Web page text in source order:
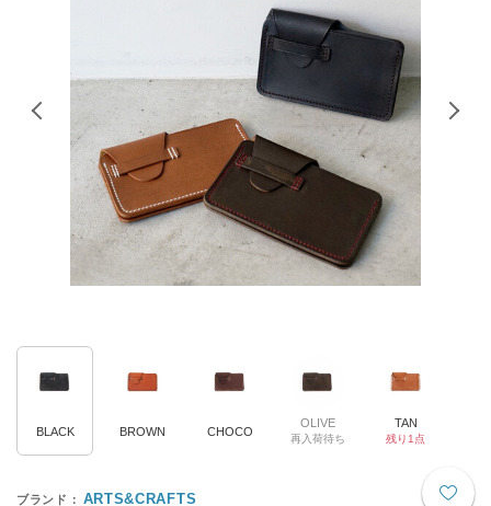
BLACK BROWN CHOCO
OLIVE
再入荷待ち
TAN
残り1点
ARTS&CRAFTS